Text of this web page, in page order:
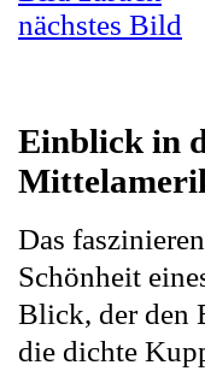
nächstes Bild
Einblick in
Das
Schönheit
Blick, der den
die dichte